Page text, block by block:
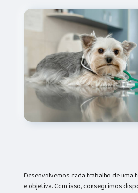
Desenvolvemos cada trabalho de uma
e objetiva. Com isso, conseguimos